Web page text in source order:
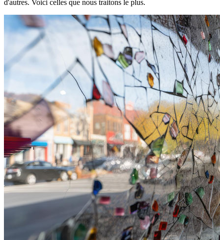
d'autres. Voici celles que nous traitons le plus.